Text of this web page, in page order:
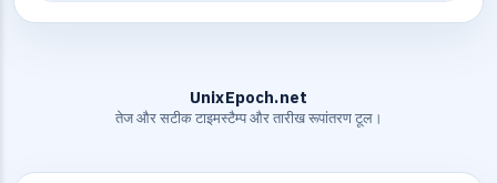
UnixEpoch.net
तेज और सटीक टाइमस्टैम्प और तारीख रूपांतरण टूल।